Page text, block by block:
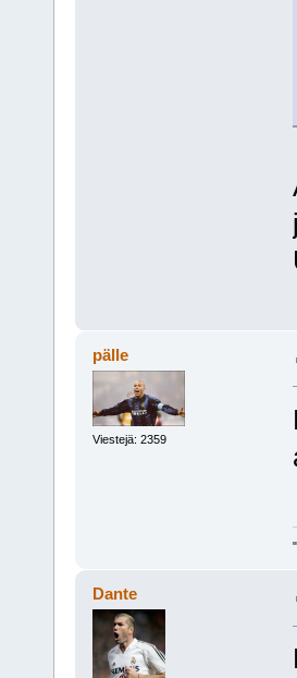
pälle
Viestejä: 2359
Dante